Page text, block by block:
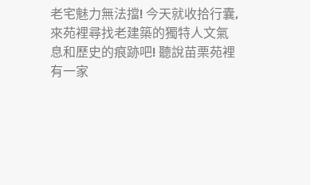
老宅魅力無法擋! 今天就收拾行囊,
來苑裡尋找老建築的獨特人文氣
息和歷史的痕跡吧! 聽說苗栗苑裡
有一家